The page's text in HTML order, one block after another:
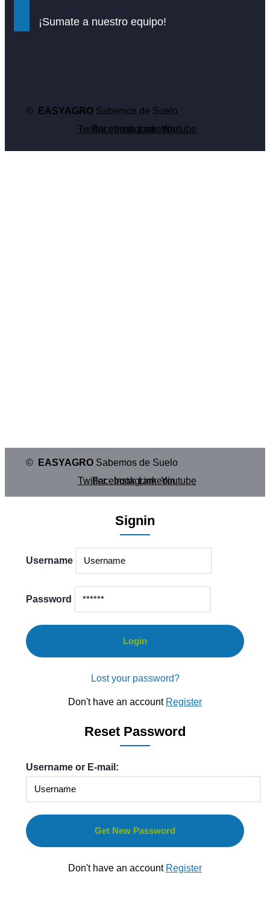
¡Sumate a nuestro equipo!
© EASYAGRO Sabemos de Suelo
TwitterFacebookInstagramLinkedinYoutube
© EASYAGRO Sabemos de Suelo
TwitterFacebookInstagramLinkedinYoutube
Signin
Username
Password
Lost your password?
Don't have an account Register
Reset Password
Username or E-mail:
Don't have an account Register